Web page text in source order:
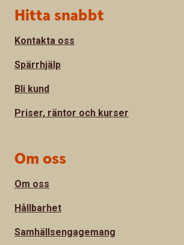
Sidfot
Hitta snabbt
Kontakta oss
Spärrhjälp
Bli kund
Priser, räntor och kurser
Om oss
Om oss
Hållbarhet
Samhällsengagemang